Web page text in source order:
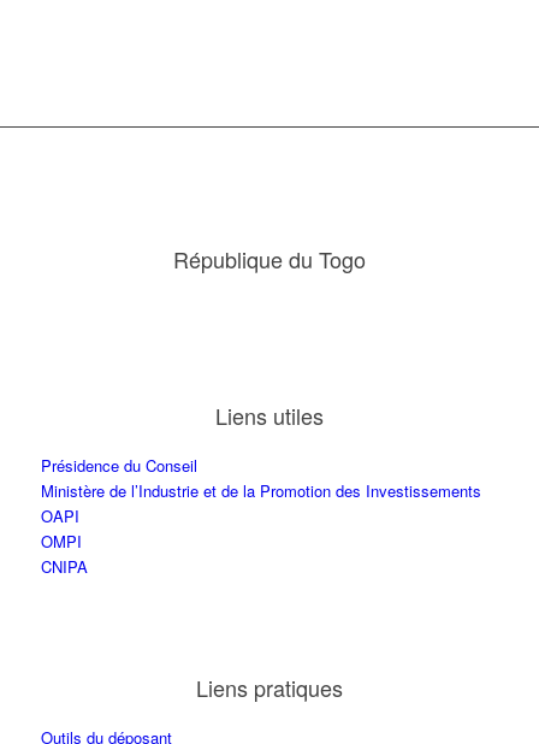
République du Togo
Liens utiles
Présidence du Conseil
Ministère de l’Industrie et de la Promotion des Investissements
OAPI
OMPI
CNIPA
Liens pratiques
Outils du déposant